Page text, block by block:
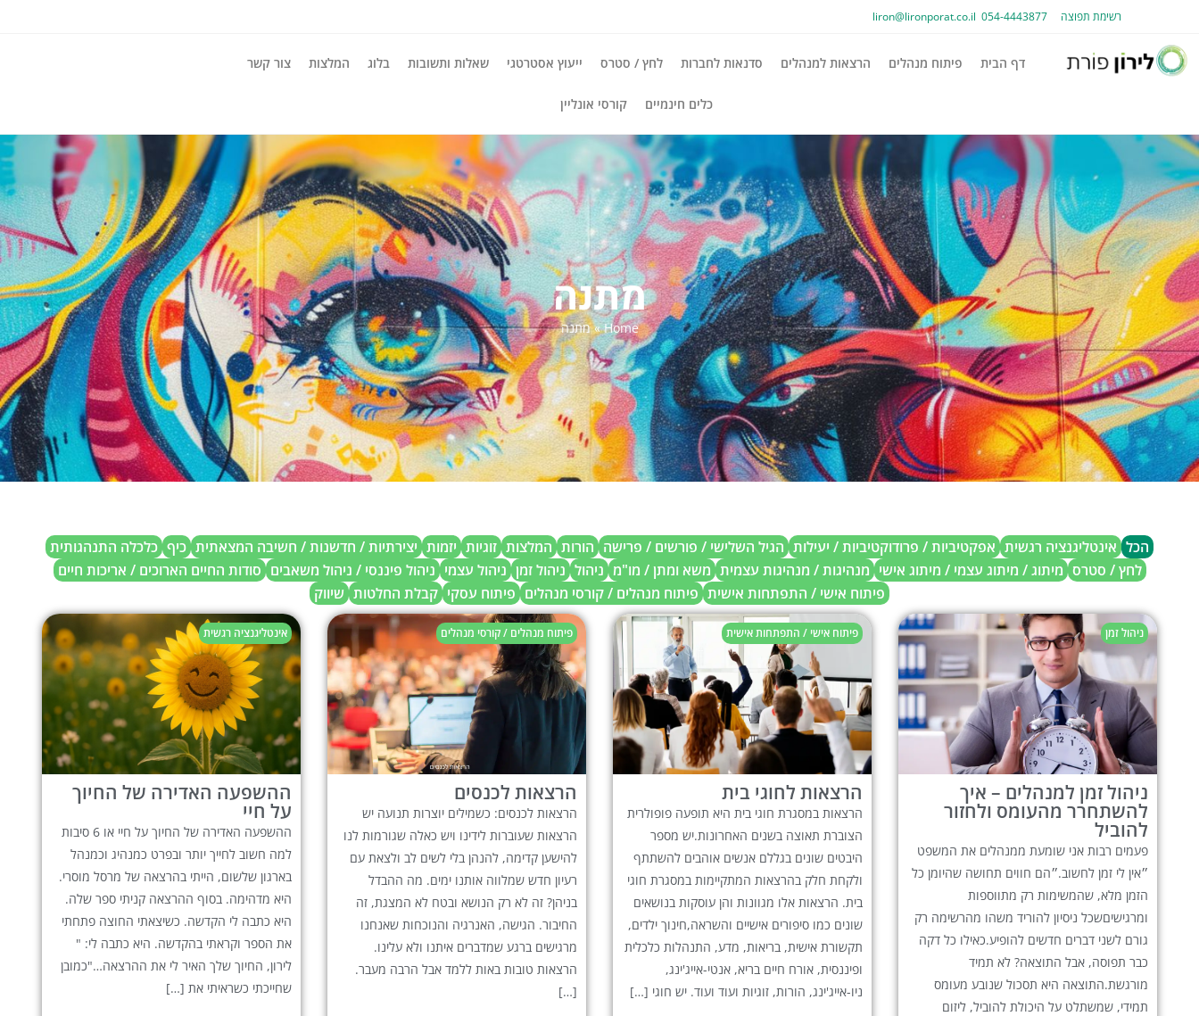
רשימת תפוצה 054-4443877
liron@lironporat.co.il​
דף הבית פיתוח מנהלים הרצאות למנהלים סדנאות לחברות לחץ / סטרס ייעוץ אסטרטגי שאלות ותשובות בלוג המלצות צור קשר
כלים חינמיים קורסי אונליין
מתנה
Home
»מתנה
אינטליגנציה רגשית אפקטיביות / פרודוקטיביות / יעילות הגיל השלישי / פורשים / פרישה הורות המלצות זוגיות יזמות יצירתיות / חדשנות / חשיבה המצאתית כיף כלכלה התנהגותית
לחץ / סטרס מיתוג / מיתוג עצמי / מיתוג אישי מנהיגות / מנהיגות עצמית משא ומתן / מו"מ ניהול ניהול זמן ניהול עצמי ניהול פיננסי / ניהול משאבים סודות החיים הארוכים / אריכות חיים
פיתוח אישי / התפתחות אישית פיתוח מנהלים / קורסי מנהלים פיתוח עסקי קבלת החלטות שיווק
הכל
ניהול זמן
ניהול זמן למנהלים – איך
להשתחרר מהעומס ולחזור
להוביל
פעמים רבות אני שומעת ממנהלים את המשפט
״אין לי זמן לחשוב.״הם חווים תחושה שהיומן כל
הזמן מלא, שהמשימות רק מתווספות
ומרגישיםשכל ניסיון להוריד משהו מהרשימה רק
גורם לשני דברים חדשים להופיע.כאילו כל דקה
כבר תפוסה, אבל התוצאה? לא תמיד
מורגשת.התוצאה היא תסכול שנובע מעומס
תמידי, שמשתלט על היכולת להוביל, ליזום
פיתוח אישי / התפתחות אישית
הרצאות לחוגי בית
הרצאות במסגרת חוגי בית היא תופעה פופולרית
הצוברת תאוצה בשנים האחרונות.יש מספר
היבטים שונים בגללם אנשים אוהבים להשתתף
ולקחת חלק בהרצאות המתקיימות במסגרת חוגי
בית. הרצאות אלו מגוונות והן עוסקות בנושאים
שונים כמו סיפורים אישיים והשראה,חינוך ילדים,
תקשורת אישית, בריאות, מדע, התנהלות כלכלית
ופיננסית, אורח חיים בריא, אנטי-אייג'ינג,
ניו-אייג'ינג, הורות, זוגיות ועוד ועוד. יש חוגי […]
פיתוח מנהלים / קורסי מנהלים
הרצאות לכנסים
הרצאות לכנסים: כשמילים יוצרות תנועה יש
הרצאות שעוברות לידינו ויש כאלה שגורמות לנו
להישען קדימה, להנהן בלי לשים לב ולצאת עם
רעיון חדש שמלווה אותנו ימים. מה ההבדל
בניהן? זה לא רק הנושא ובטח לא המצגת, זה
החיבור. הגישה, האנרגיה והנוכחות שאנחנו
מרגישים ברגע שמדברים איתנו ולא עלינו.
הרצאות טובות באות ללמד אבל הרבה מעבר.
[…]
אינטליגנציה רגשית
ההשפעה האדירה של החיוך
על חיי
ההשפעה האדירה של החיוך על חיי או 6 סיבות
למה חשוב לחייך יותר ובפרט כמנהיג וכמנהל
בארגון שלשום, הייתי בהרצאה של מרסל מוסרי.
היא מדהימה. בסוף ההרצאה קניתי ספר שלה.
היא כתבה לי הקדשה. כשיצאתי החוצה פתחתי
את הספר וקראתי בהקדשה. היא כתבה לי: "
לירון, החיוך שלך האיר לי את ההרצאה…"כמובן
שחייכתי כשראיתי את […]